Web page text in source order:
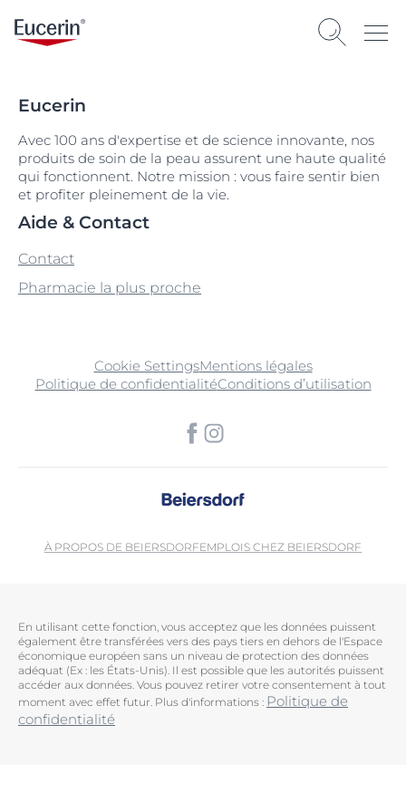
Eucerin
Avec 100 ans d'expertise et de science innovante, nos
produits de soin de la peau assurent une haute qualité
qui fonctionnent. Notre mission : vous faire sentir bien
et profiter pleinement de la vie.
Aide & Contact
Contact
Pharmacie la plus proche
Cookie SettingsMentions légales
Politique de confidentialitéConditions d’utilisation
À PROPOS DE BEIERSDORFEMPLOIS CHEZ BEIERSDORF
En utilisant cette fonction, vous acceptez que les données puissent
également être transférées vers des pays tiers en dehors de l'Espace
économique européen sans un niveau de protection des données
adéquat (Ex : les États-Unis). Il est possible que les autorités puissent
accéder aux données. Vous pouvez retirer votre consentement à tout
moment avec effet futur. Plus d'informations : Politique de
confidentialité